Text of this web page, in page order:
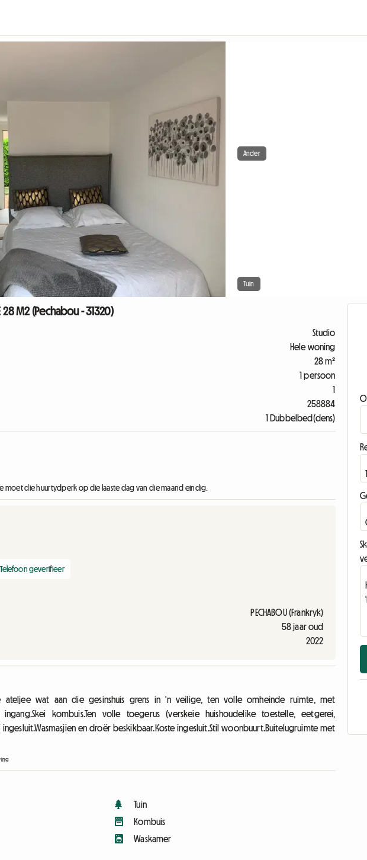
Ander
Tuin
28 M2 (Pechabou - 31320)
Studio
Hele woning
28 m²
1 persoon
1
258884
1 Dubbelbed(dens)
moet die huurtydperk op die laaste dag van die maand eindig.
Telefoon geverifieer
PECHABOU (Frankryk)
58 jaar oud
2022
ateljee wat aan die gesinshuis grens in 'n veilige, ten volle omheinde ruimte, met
kombuis.Ten volle toegerus (verskeie huishoudelike toestelle, eetgerei,
en droër beskikbaar.Koste ingesluit.Stil woonbuurt.Buitelugruimte met
Tuin
Kombuis
Waskamer